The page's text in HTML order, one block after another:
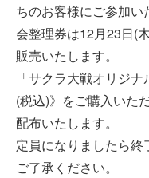
ちのお客様にご参加い
会整理券は12月23日(
販売いたします。
「サクラ大戦オリジ
(税込)》をご購入いた
配布いたします。
定員になりましたら
ご了承ください。